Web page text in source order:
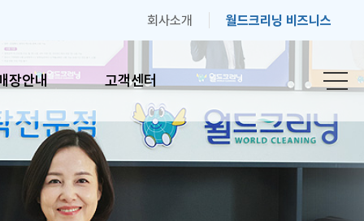
회사소개 월드크리닝 비즈니스
장안내 고객센터
고객센터